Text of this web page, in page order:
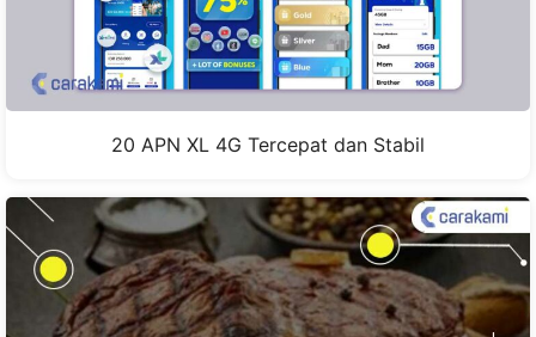
20 APN XL 4G Tercepat dan Stabil